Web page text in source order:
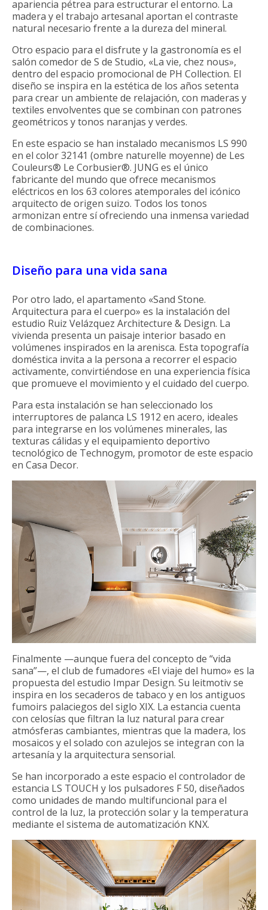
apariencia pétrea para estructurar el entorno. La
madera y el trabajo artesanal aportan el contraste
natural necesario frente a la dureza del mineral.
Otro espacio para el disfrute y la gastronomía es el
salón comedor de S de Studio, «La vie, chez nous»,
dentro del espacio promocional de PH Collection. El
diseño se inspira en la estética de los años setenta
para crear un ambiente de relajación, con maderas y
textiles envolventes que se combinan con patrones
geométricos y tonos naranjas y verdes.
En este espacio se han instalado mecanismos LS 990
en el color 32141 (ombre naturelle moyenne) de Les
Couleurs® Le Corbusier®. JUNG es el único
fabricante del mundo que ofrece mecanismos
eléctricos en los 63 colores atemporales del icónico
arquitecto de origen suizo. Todos los tonos
armonizan entre sí ofreciendo una inmensa variedad
de combinaciones.
Diseño para una vida sana
Por otro lado, el apartamento «Sand Stone.
Arquitectura para el cuerpo» es la instalación del
estudio Ruiz Velázquez Architecture & Design. La
vivienda presenta un paisaje interior basado en
volúmenes inspirados en la arenisca. Esta topografía
doméstica invita a la persona a recorrer el espacio
activamente, convirtiéndose en una experiencia física
que promueve el movimiento y el cuidado del cuerpo.
Para esta instalación se han seleccionado los
interruptores de palanca LS 1912 en acero, ideales
para integrarse en los volúmenes minerales, las
texturas cálidas y el equipamiento deportivo
tecnológico de Technogym, promotor de este espacio
en Casa Decor.
Finalmente —aunque fuera del concepto de “vida
sana”—, el club de fumadores «El viaje del humo» es la
propuesta del estudio Impar Design. Su leitmotiv se
inspira en los secaderos de tabaco y en los antiguos
fumoirs palaciegos del siglo XIX. La estancia cuenta
con celosías que filtran la luz natural para crear
atmósferas cambiantes, mientras que la madera, los
mosaicos y el solado con azulejos se integran con la
artesanía y la arquitectura sensorial.
Se han incorporado a este espacio el controlador de
estancia LS TOUCH y los pulsadores F 50, diseñados
como unidades de mando multifuncional para el
control de la luz, la protección solar y la temperatura
mediante el sistema de automatización KNX.